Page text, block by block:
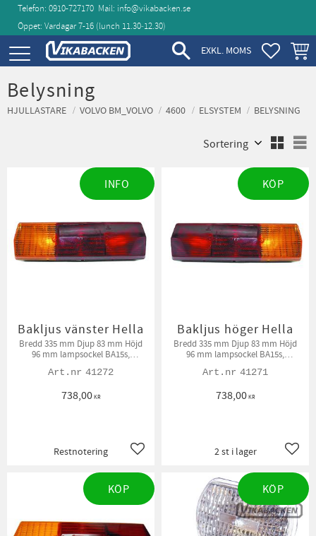
Meny
Telefon: 0910-727170 Mail: info@vikabacken.se
Öppet: Vardagar 7-16 (lunch 11.30‑12.30)
EXKL. MOMS
Belysning
HJULLASTARE VOLVO BM_VOLVO 4600 ELSYSTEM BELYSNING
Bakljus vänster Hella
Bredd 335 mm Djup 83 mm Höjd
96 mm lampsockel BA15s,
41272
738,00KR
Lägg till i favoriter
Restnotering
INFO
Bakljus höger Hella
Bredd 335 mm Djup 83 mm Höjd
96 mm lampsockel BA15s,
41271
738,00KR
2 st i lager
KÖP
KÖP KÖP